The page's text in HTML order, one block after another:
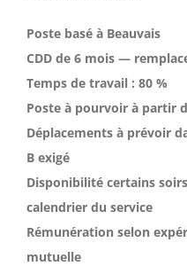
Poste basé à Beauvais
CDD de 6 mois —
Temps de travail : 80 %
Poste à pourvoir à partir
Déplacements à prévoir
B exigé
Disponibilité certains
calendrier du service
Rémunération selon
mutuelle